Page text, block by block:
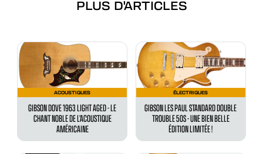
PLUS D'ARTICLES
ACOUSTIQUES
GIBSON DOVE 1963 LIGHT AGED - LE
CHANT NOBLE DE L’ACOUSTIQUE
AMÉRICAINE
ÉLECTRIQUES
GIBSON LES PAUL STANDARD DOUBLE
TROUBLE 50S - UNE BIEN BELLE
ÉDITION LIMITÉE !